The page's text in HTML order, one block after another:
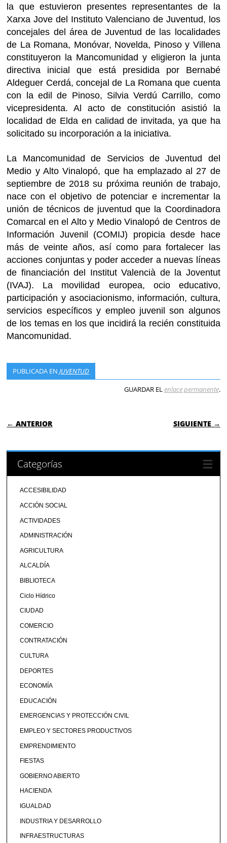
la que estuvieron presentes representantes de la
Xarxa Jove del Instituto Valenciano de Juventud, los
concejales del área de Juventud de las localidades
de La Romana, Monóvar, Novelda, Pinoso y Villena
constituyeron la Mancomunidad y eligieron la junta
directiva inicial que está presidida por Bernabé
Aldeguer Cerdá, concejal de La Romana que cuenta
con la edil de Pinoso, Silvia Verdú Carrillo, como
vicepresidenta. Al acto de constitución asistió la
localidad de Elda en calidad de invitada, ya que ha
solicitado su incorporación a la iniciativa.
La Mancomunidad de Servicios de Juventud del
Medio y Alto Vinalopó, que ha emplazado al 27 de
septiembre de 2018 su próxima reunión de trabajo,
nace con el objetivo de potenciar e incrementar la
unión de técnicos de juventud que la Coordinadora
Comarcal en el Alto y Medio Vinalopó de Centros de
Información Juvenil (COMIJ) propicia desde hace
más de veinte años, así como para fortalecer las
acciones conjuntas y poder acceder a nuevas líneas
de financiación del Institut Valencià de la Joventut
(IVAJ). La movilidad europea, ocio educativo,
participación y asociacionismo, información, cultura,
servicios específicos y empleo juvenil son algunos
de los temas en los que incidirá la recién constituida
Mancomunidad.
PUBLICADA ENJUVENTUD
GUARDAR ELenlace permanente.
NAVEGACIÓN DE ENTRADAS
← ANTERIOR SIGUIENTE →
Categorías
ACCESIBILIDAD
ACCIÓN SOCIAL
ACTIVIDADES
ADMINISTRACIÓN
AGRICULTURA
ALCALDÍA
BIBLIOTECA
Ciclo Hídrico
CIUDAD
COMERCIO
CONTRATACIÓN
CULTURA
DEPORTES
ECONOMÍA
EDUCACIÓN
EMERGENCIAS Y PROTECCIÓN CIVIL
EMPLEO Y SECTORES PRODUCTIVOS
EMPRENDIMIENTO
FIESTAS
GOBIERNO ABIERTO
HACIENDA
IGUALDAD
INDUSTRIA Y DESARROLLO
INFRAESTRUCTURAS